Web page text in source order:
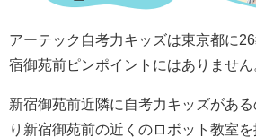
アーテック自考力キッズは東京都に
宿御苑前ピンポイントにはありません
新宿御苑前近隣に 自考力キッズがあ
り新宿御苑前の近くのロボット教室を